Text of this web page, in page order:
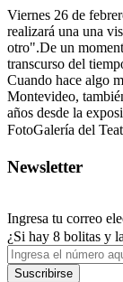
Viernes 26 de
realizará una una
otro".De un
transcurso del
Cuando hace algo
Montevideo,
años desde la
FotoGalería del
Newsletter
Ingresa tu correo
¿Si hay 8 bolitas y
Suscribirse